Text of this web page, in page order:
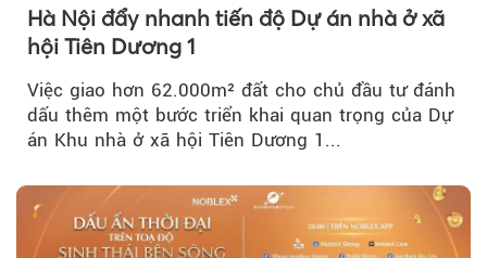
Hà Nội đẩy nhanh tiến độ Dự án nhà ở xã
hội Tiên Dương 1
Việc giao hơn 62.000m² đất cho chủ đầu tư đánh
dấu thêm một bước triển khai quan trọng của Dự
án Khu nhà ở xã hội Tiên Dương 1...